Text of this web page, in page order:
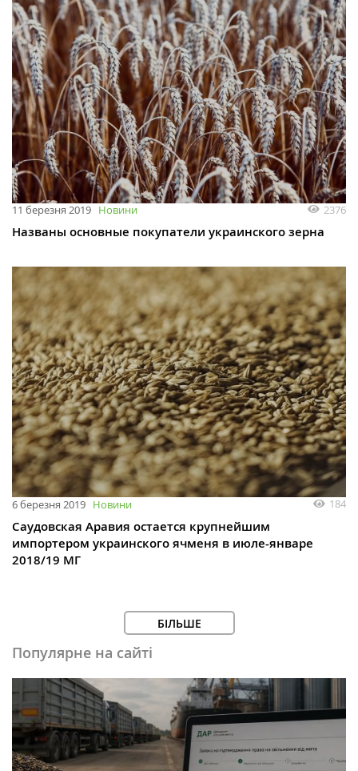
11 березня 2019 Новини 2376
Названы основные покупатели украинского зерна
6 березня 2019 Новини 184
Саудовская Аравия остается крупнейшим
импортером украинского ячменя в июле-январе
2018/19 МГ
БІЛЬШЕ
Популярне на сайті